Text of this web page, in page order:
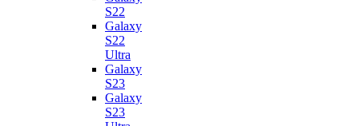
S22
Galaxy
S22
Ultra
Galaxy
S23
Galaxy
S23